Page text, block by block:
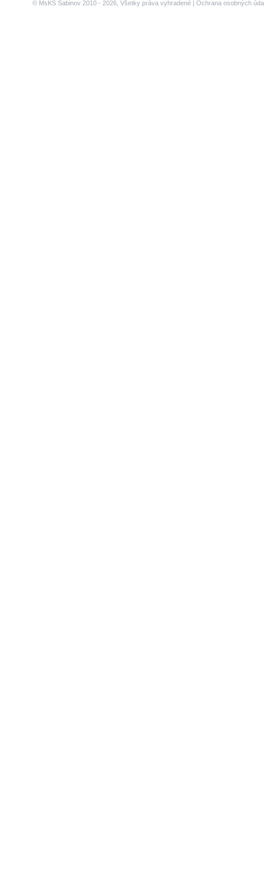
© MsKS Sabinov 2010 - 2026, Všetky práva vyhradené | Ochrana osobných